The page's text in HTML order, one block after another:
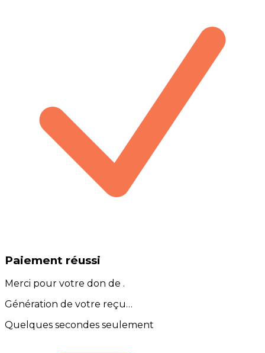
Paiement réussi
Merci pour votre don de .
Génération de votre reçu…
Quelques secondes seulement